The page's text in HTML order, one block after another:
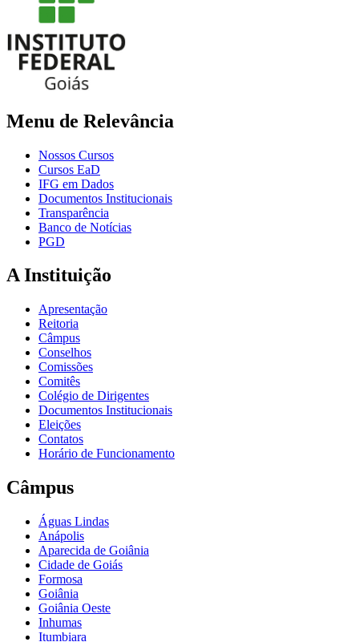
Menu de Relevância
Nossos Cursos
Cursos EaD
IFG em Dados
Documentos Institucionais
Transparência
Banco de Notícias
PGD
A Instituição
Apresentação
Reitoria
Câmpus
Conselhos
Comissões
Comitês
Colégio de Dirigentes
Documentos Institucionais
Eleições
Contatos
Horário de Funcionamento
Câmpus
Águas Lindas
Anápolis
Aparecida de Goiânia
Cidade de Goiás
Formosa
Goiânia
Goiânia Oeste
Inhumas
Itumbiara